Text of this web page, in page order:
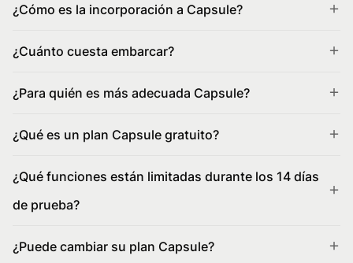
¿Cómo es la incorporación a Capsule?
¿Cuánto cuesta embarcar?
¿Para quién es más adecuada Capsule?
¿Qué es un plan Capsule gratuito?
¿Qué funciones están limitadas durante los 14 días
de prueba?
¿Puede cambiar su plan Capsule?